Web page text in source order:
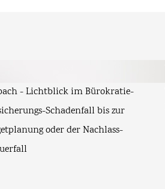
- Lichtblick im Bürokratie-
Schadenfall bis zur
oder der Nachlass-